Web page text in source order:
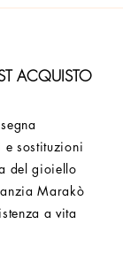
ACQUISTO
e sostituzioni
del gioiello
Marakò
a vita